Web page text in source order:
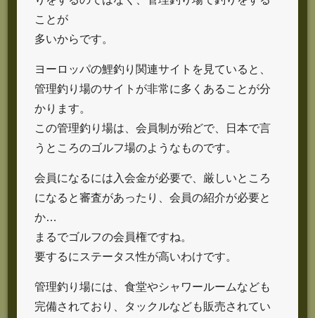
ことが
多いからです。
ヨーロッパの鯉釣り関連サイトを見ていると、
管理釣り場のサイトが非常に多くあることが分
かります。
この管理釣り場は、会員制が殆どで、日本で言
うところのゴルフ場のようなものです。
会員になるには入会金が必要で、厳しいところ
になると審査があったり、会員の紹介が必要と
か…
まるでゴルフの会員権ですね。
要するにステータス性が高いわけです。
管理釣り場には、食堂やシャワールームなども
完備されており、タックルなども販売されてい